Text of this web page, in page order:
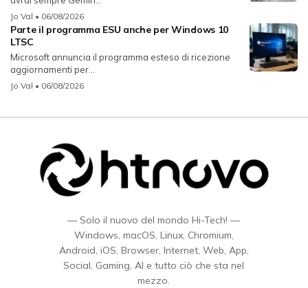
Jo Val • 06/08/2026
Parte il programma ESU anche per Windows 10
LTSC
Microsoft annuncia il programma esteso di ricezione
aggiornamenti per...
Jo Val • 06/08/2026
— Solo il nuovo del mondo Hi-Tech! —
Windows, macOS, Linux, Chromium,
Android, iOS, Browser, Internet, Web, App,
Social, Gaming, AI e tutto ciò che sta nel
mezzo.